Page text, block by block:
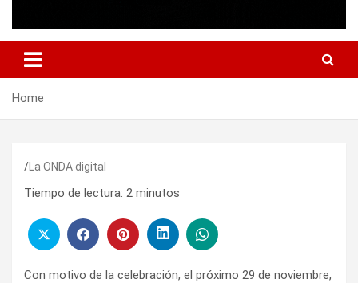
Home
La ONDA digital
Tiempo de lectura: 2 minutos
Con motivo de la celebración, el próximo 29 de noviembre,